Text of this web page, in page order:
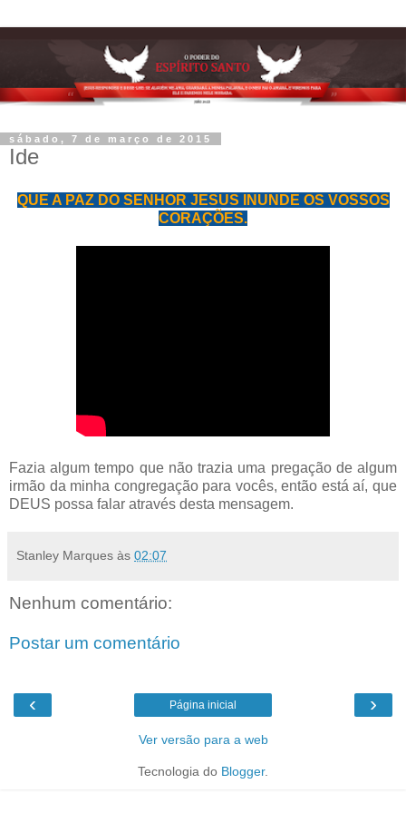
sábado, 7 de março de 2015
Ide
QUE A PAZ DO SENHOR JESUS INUNDE OS VOSSOS
CORAÇÕES.
Fazia algum tempo que não trazia uma pregação de algum
irmão da minha congregação para vocês, então está aí, que
DEUS possa falar através desta mensagem.
Stanley Marques às 02:07
Nenhum comentário:
Postar um comentário
‹ ›
Página inicial
Ver versão para a web
Tecnologia do Blogger.